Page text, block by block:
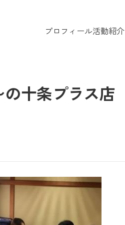
プロフィール活動紹介
十条プラス店